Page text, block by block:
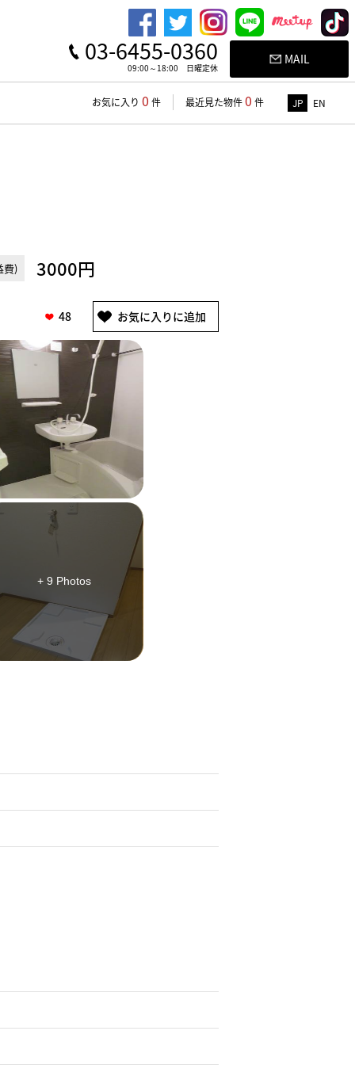
03-6455-0360
09:00～18:00 日曜定休
MAIL
お気に入り 0 件 最近見た物件0 件 JP EN
費) 3000円
48
+ 9 Photos